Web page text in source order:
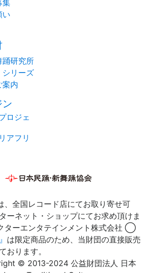
集
い
踊研究所
シリーズ
案内
ン
ロジェ
アフリ
全国レコード店にてお取り寄せ可
ーネット・ショップにてお求め頂けま
ーエンタテインメント株式会社 ◯
は限定商品のため、当財団の直接販売
おります。
© 2013-2024 公益財団法人 日本